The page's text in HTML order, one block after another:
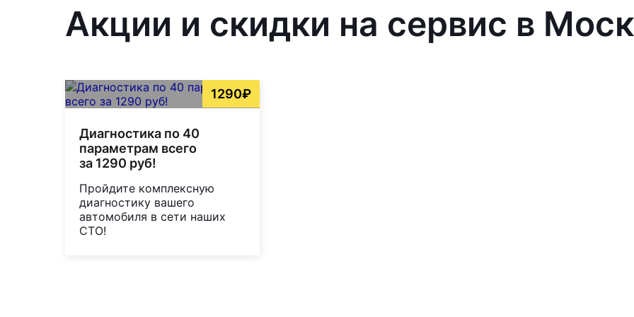
Акции и скидки на сервис в
1290₽
Диагностика по 40
параметрам всего
за 1290 руб!
Пройдите комплексную
диагностику вашего
автомобиля в сети наших
СТО!